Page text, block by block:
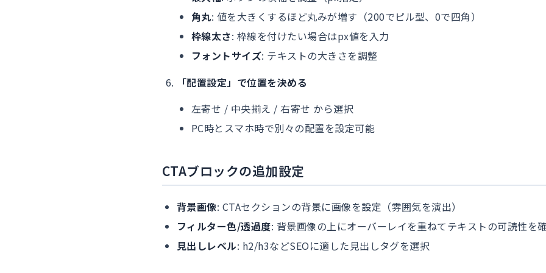
角丸: 値を大きくするほど丸みが増す（200でピル型、0で四角）
枠線太さ: 枠線を付けたい場合はpx値を入力
フォントサイズ: テキストの大きさを調整
「配置設定」で位置を決める
左寄せ / 中央揃え / 右寄せ から選択
PC時とスマホ時で別々の配置を設定可能
CTAブロックの追加設定
背景画像: CTAセクションの背景に画像を設定（雰囲気を演出）
フィルター色/透過度: 背景画像の上にオーバーレイを重ねてテキストの可読性を
見出しレベル: h2/h3などSEOに適した見出しタグを選択